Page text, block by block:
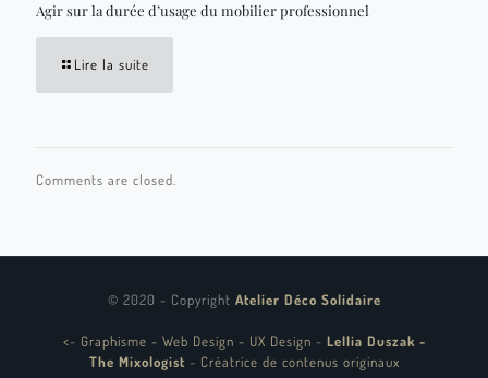
Agir sur la durée d’usage du mobilier professionnel
Lire la suite
Comments are closed.
© 2020 - Copyright Atelier Déco Solidaire
<- Graphisme - Web Design - UX Design - Lellia Duszak -
The Mixologist - Créatrice de contenus originaux